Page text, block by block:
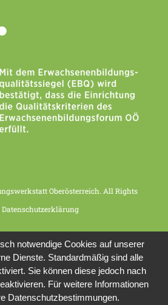
Oberösterreich. All Rights
Datenschutzerklärung
notwendige Cookies auf unserer
Dienste. Standardmäßig sind alle
Sie können diese jedoch nach
Für weitere Informationen
Datenschutzbestimmungen.